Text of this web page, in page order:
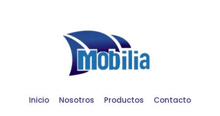
Inicio Nosotros Productos Contacto